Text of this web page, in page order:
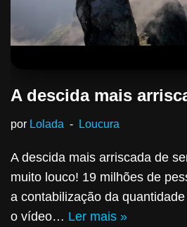
A descida mais
por Lolada Loucura
A descida mais arriscada de
muito louco! 19 milhões de
a contabilização da
o vídeo… Ler mais »